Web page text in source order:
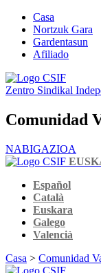
Casa
Nortzuk Gara
Gardentasun
Afiliado
Zentro Sindikal
Comunidad
NABIGAZIOA
Español
Català
Euskara
Galego
Valencià
Casa > Comunidad